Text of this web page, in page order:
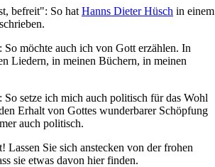
befreit": So hat Hanns Dieter Hüsch in einem
So möchte auch ich von Gott erzählen. In
Liedern, in meinen Büchern, in meinen
So setze ich mich auch politisch für das Wohl
Erhalt von Gottes wunderbarer Schöpfung
auch politisch.
Lassen Sie sich anstecken von der frohen
sie etwas davon hier finden.